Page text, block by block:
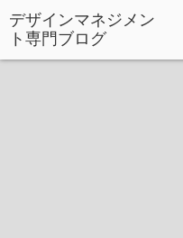
デザインマネジメン
ト専門ブログ